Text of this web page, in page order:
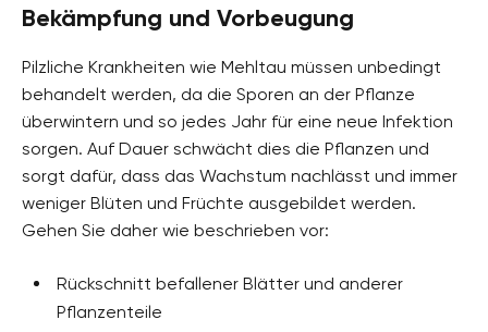
Bekämpfung und Vorbeugung
Pilzliche Krankheiten wie Mehltau müssen unbedingt
behandelt werden, da die Sporen an der Pflanze
überwintern und so jedes Jahr für eine neue Infektion
sorgen. Auf Dauer schwächt dies die Pflanzen und
sorgt dafür, dass das Wachstum nachlässt und immer
weniger Blüten und Früchte ausgebildet werden.
Gehen Sie daher wie beschrieben vor:
Rückschnitt befallener Blätter und anderer
Pflanzenteile